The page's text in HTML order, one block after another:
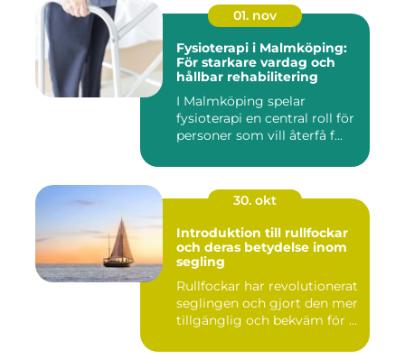
01. nov
Fysioterapi i Malmköping:
För starkare vardag och
hållbar rehabilitering
I Malmköping spelar
fysioterapi en central roll för
personer som vill återfå f...
30. okt
Introduktion till rullfockar
och deras betydelse inom
segling
Rullfockar har revolutionerat
seglingen och gjort den mer
tillgänglig och bekväm för ...